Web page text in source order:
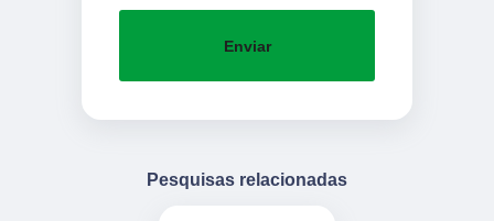
Enviar
Pesquisas relacionadas